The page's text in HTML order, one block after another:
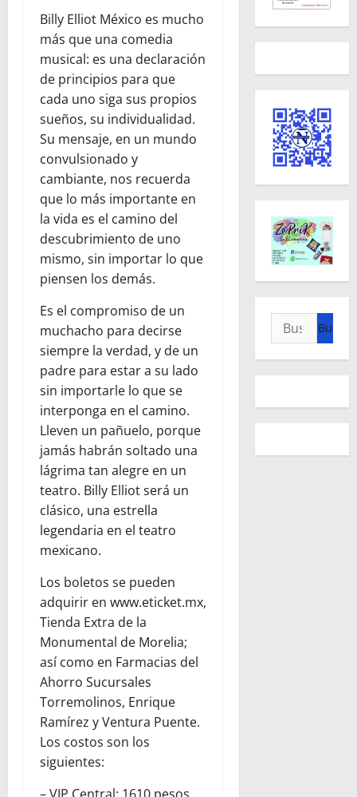
Billy Elliot México es mucho
más que una comedia
musical: es una declaración
de principios para que
cada uno siga sus propios
sueños, su individualidad.
Su mensaje, en un mundo
convulsionado y
cambiante, nos recuerda
que lo más importante en
la vida es el camino del
descubrimiento de uno
mismo, sin importar lo que
piensen los demás.
Es el compromiso de un
muchacho para decirse
siempre la verdad, y de un
padre para estar a su lado
sin importarle lo que se
interponga en el camino.
Lleven un pañuelo, porque
jamás habrán soltado una
lágrima tan alegre en un
teatro. Billy Elliot será un
clásico, una estrella
legendaria en el teatro
mexicano.
Los boletos se pueden
adquirir en www.eticket.mx,
Tienda Extra de la
Monumental de Morelia;
así como en Farmacias del
Ahorro Sucursales
Torremolinos, Enrique
Ramírez y Ventura Puente.
Los costos son los
siguientes:
Buscar: